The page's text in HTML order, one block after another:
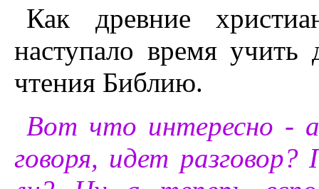
Как древние
наступало время учить
чтения Библию.
Вот что интересно - а
говоря, идет